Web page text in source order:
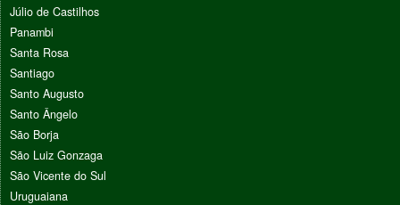
Júlio de Castilhos
Panambi
Santa Rosa
Santiago
Santo Augusto
Santo Ângelo
São Borja
São Luiz Gonzaga
São Vicente do Sul
Uruguaiana